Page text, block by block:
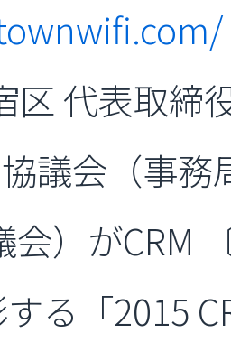
代表取締
議会（事
）がCRM
る「2015